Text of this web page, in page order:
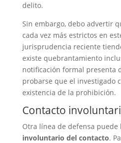
delito.
Sin embargo, debo advertir
cada vez más estrictos en
jurisprudencia reciente
existe quebrantamiento
notificación formal presenta
probarse que el investigado
existencia de la prohibición.
Contacto
Otra línea de defensa puede
involuntario del contacto.